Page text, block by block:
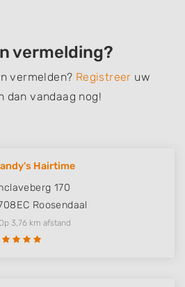
vermelding?
vermelden? Registreer uw
dan vandaag nog!
Hairtime
170
Roosendaal
Op 3,76 km afstand